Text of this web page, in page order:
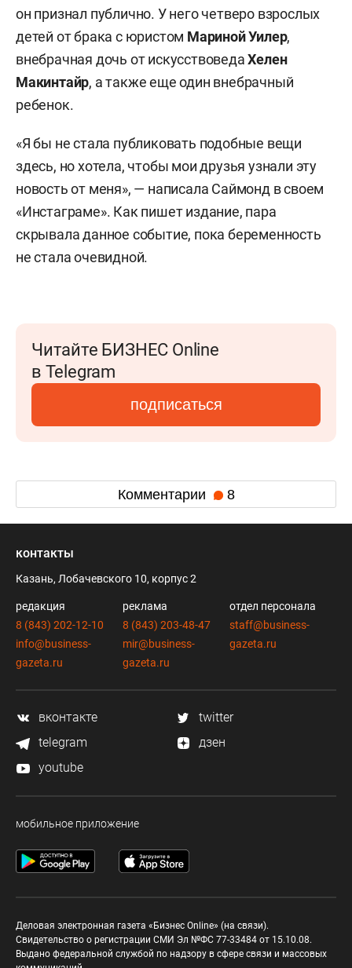
он признал публично. У него четверо взрослых
детей от брака с юристом Мариной Уилер,
внебрачная дочь от искусствоведаХелен
Макинтайр, а также еще один внебрачный
ребенок.
«Я бы не стала публиковать подобные вещи
здесь, но хотела, чтобы мои друзья узнали эту
новость от меня», — написала Саймонд в своем
«Инстаграме». Как пишет издание, пара
скрывала данное событие, пока беременность
не стала очевидной.
Читайте БИЗНЕС Online
в Telegram
подписаться
Комментарии 8
контакты
Казань, Лобачевского 10, корпус 2
редакция
8 (843) 202-12-10
info@business-
gazeta.ru
реклама
8 (843) 203-48-47
mir@business-
gazeta.ru
отдел персонала
staff@business-
gazeta.ru
вконтакте
twitter
telegram
дзен
youtube
мобильное приложение
Деловая электронная газета «Бизнес Online» (на связи).
Свидетельство о регистрации СМИ Эл №ФС 77-33484 от 15.10.08.
Выдано федеральной службой по надзору в сфере связи и массовых